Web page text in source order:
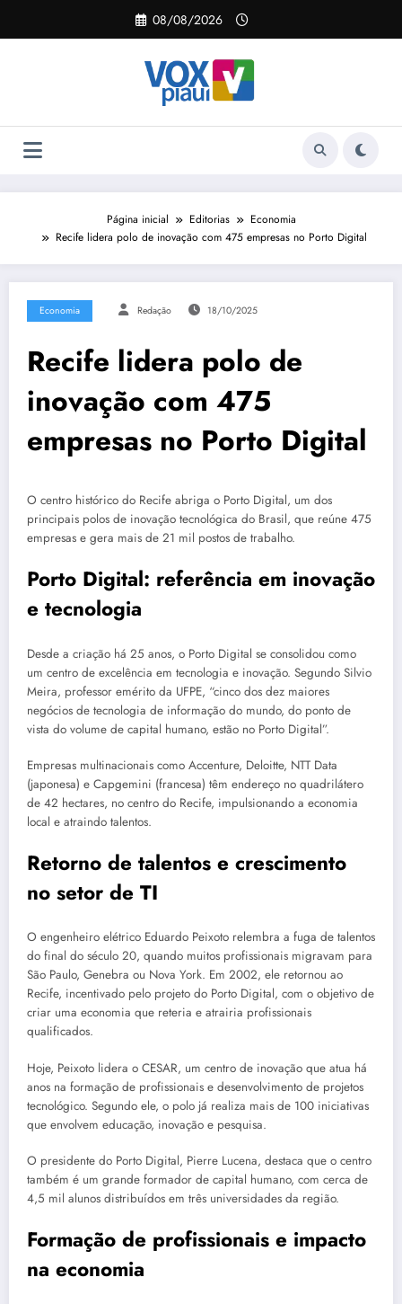
o
08/08/2026
Página inicial Editorias
Economia
Recife lidera polo de inovação com 475 empresas no Porto Digital
Economia Redação 18/10/2025
Recife lidera polo de
inovação com 475
empresas no Porto Digital
O centro histórico do Recife abriga o Porto Digital, um dos
principais polos de inovação tecnológica do Brasil, que reúne 475
empresas e gera mais de 21 mil postos de trabalho.
Porto Digital: referência em inovação
e tecnologia
Desde a criação há 25 anos, o Porto Digital se consolidou como
um centro de excelência em tecnologia e inovação. Segundo Silvio
Meira, professor emérito da UFPE, “cinco dos dez maiores
negócios de tecnologia de informação do mundo, do ponto de
vista do volume de capital humano, estão no Porto Digital”.
Empresas multinacionais como Accenture, Deloitte, NTT Data
(japonesa) e Capgemini (francesa) têm endereço no quadrilátero
de 42 hectares, no centro do Recife, impulsionando a economia
local e atraindo talentos.
Retorno de talentos e crescimento
no setor de TI
O engenheiro elétrico Eduardo Peixoto relembra a fuga de talentos
do final do século 20, quando muitos profissionais migravam para
São Paulo, Genebra ou Nova York. Em 2002, ele retornou ao
Recife, incentivado pelo projeto do Porto Digital, com o objetivo de
criar uma economia que reteria e atrairia profissionais
qualificados.
Hoje, Peixoto lidera o CESAR, um centro de inovação que atua há
anos na formação de profissionais e desenvolvimento de projetos
tecnológico. Segundo ele, o polo já realiza mais de 100 iniciativas
que envolvem educação, inovação e pesquisa.
O presidente do Porto Digital, Pierre Lucena, destaca que o centro
também é um grande formador de capital humano, com cerca de
4,5 mil alunos distribuídos em três universidades da região.
Formação de profissionais e impacto
na economia